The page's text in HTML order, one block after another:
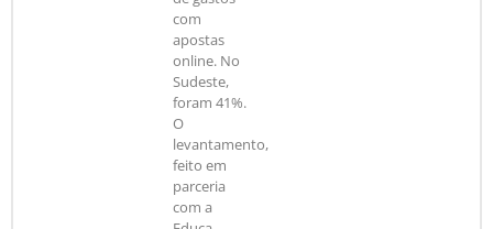
com
apostas
online. No
Sudeste,
foram 41%.
O
levantamento,
feito em
parceria
com a